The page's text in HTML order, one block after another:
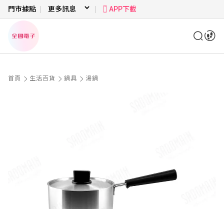
門市據點 APP下載
首頁 生活百貨 鍋具 湯鍋